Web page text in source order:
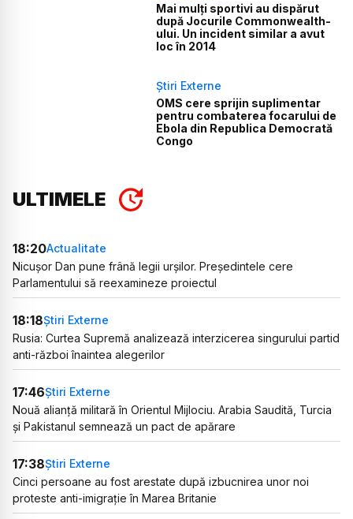
Mai mulți sportivi au dispărut
după Jocurile Commonwealth-
ului. Un incident similar a avut
loc în 2014
Știri Externe
OMS cere sprijin suplimentar
pentru combaterea focarului de
Ebola din Republica Democrată
Congo
ULTIMELE
18:20Actualitate
Nicușor Dan pune frână legii urșilor. Președintele cere
Parlamentului să reexamineze proiectul
18:18Știri Externe
Rusia: Curtea Supremă analizează interzicerea singurului partid
anti-război înaintea alegerilor
17:46Știri Externe
Nouă alianță militară în Orientul Mijlociu. Arabia Saudită, Turcia
și Pakistanul semnează un pact de apărare
17:38Știri Externe
Cinci persoane au fost arestate după izbucnirea unor noi
proteste anti-imigrație în Marea Britanie